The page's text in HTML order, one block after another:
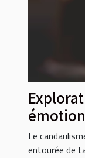
sur les
Le
entourée de